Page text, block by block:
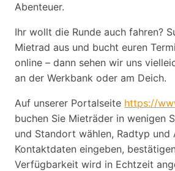
Abenteuer.
Ihr wollt die Runde auch fahren?
Mietrad aus und bucht euren
online – dann sehen wir uns
an der Werkbank oder am Deich.
Auf unserer Portalseite https://
buchen Sie Mieträder in wenigen
und Standort wählen, Radtyp und
Kontaktdaten eingeben,
Verfügbarkeit wird in Echtzeit